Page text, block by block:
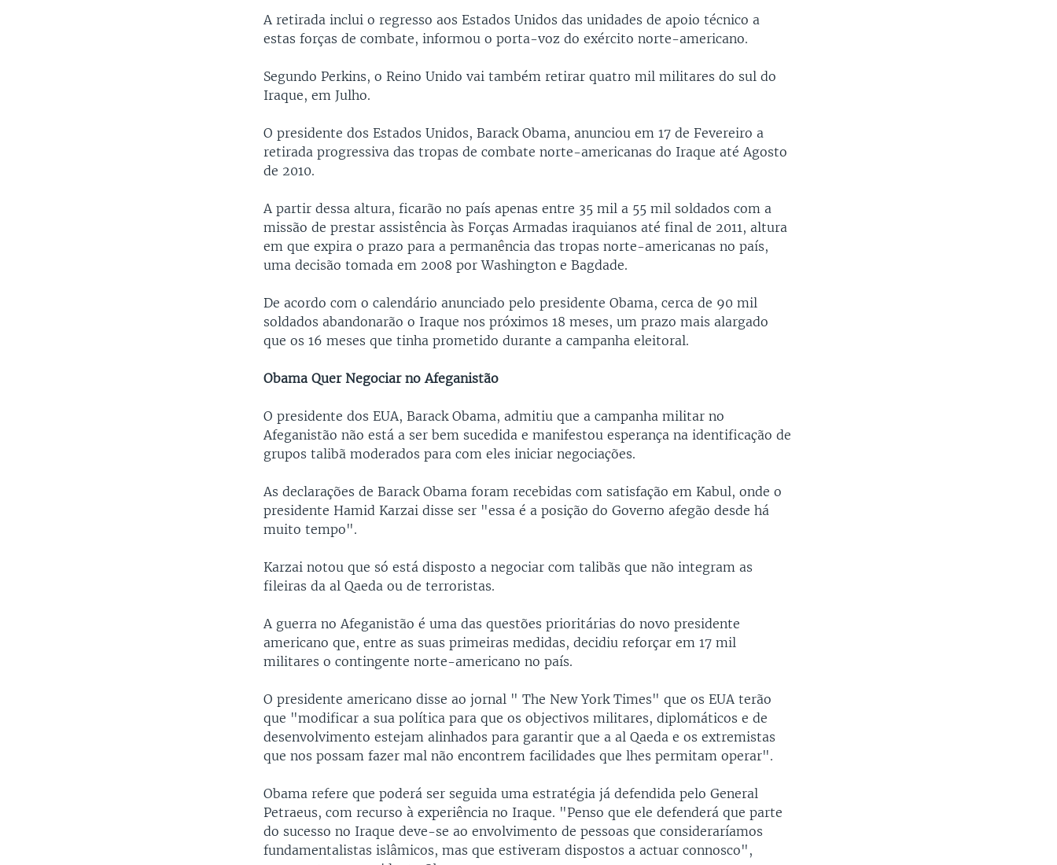
A retirada inclui o regresso aos Estados Unidos das unidades de apoio técnico a
estas forças de combate, informou o porta-voz do exército norte-americano.
Segundo Perkins, o Reino Unido vai também retirar quatro mil militares do sul do
Iraque, em Julho.
O presidente dos Estados Unidos, Barack Obama, anunciou em 17 de Fevereiro a
retirada progressiva das tropas de combate norte-americanas do Iraque até Agosto
de 2010.
A partir dessa altura, ficarão no país apenas entre 35 mil a 55 mil soldados com a
missão de prestar assistência às Forças Armadas iraquianos até final de 2011, altura
em que expira o prazo para a permanência das tropas norte-americanas no país,
uma decisão tomada em 2008 por Washington e Bagdade.
De acordo com o calendário anunciado pelo presidente Obama, cerca de 90 mil
soldados abandonarão o Iraque nos próximos 18 meses, um prazo mais alargado
que os 16 meses que tinha prometido durante a campanha eleitoral.
Obama Quer Negociar no Afeganistão
O presidente dos EUA, Barack Obama, admitiu que a campanha militar no
Afeganistão não está a ser bem sucedida e manifestou esperança na identificação de
grupos talibã moderados para com eles iniciar negociações.
As declarações de Barack Obama foram recebidas com satisfação em Kabul, onde o
presidente Hamid Karzai disse ser "essa é a posição do Governo afegão desde há
muito tempo".
Karzai notou que só está disposto a negociar com talibãs que não integram as
fileiras da al Qaeda ou de terroristas.
A guerra no Afeganistão é uma das questões prioritárias do novo presidente
americano que, entre as suas primeiras medidas, decidiu reforçar em 17 mil
militares o contingente norte-americano no país.
O presidente americano disse ao jornal " The New York Times" que os EUA terão
que "modificar a sua política para que os objectivos militares, diplomáticos e de
desenvolvimento estejam alinhados para garantir que a al Qaeda e os extremistas
que nos possam fazer mal não encontrem facilidades que lhes permitam operar".
Obama refere que poderá ser seguida uma estratégia já defendida pelo General
Petraeus, com recurso à experiência no Iraque. "Penso que ele defenderá que parte
do sucesso no Iraque deve-se ao envolvimento de pessoas que consideraríamos
fundamentalistas islâmicos, mas que estiveram dispostos a actuar connosco",